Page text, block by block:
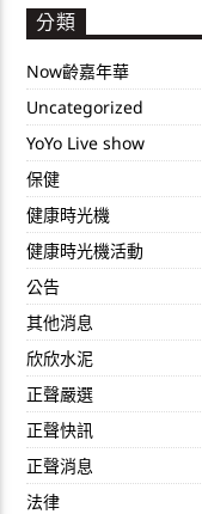
分類
Now齡嘉年華
Uncategorized
YoYo Live show
保健
健康時光機
健康時光機活動
公告
其他消息
欣欣水泥
正聲嚴選
正聲快訊
正聲消息
法律